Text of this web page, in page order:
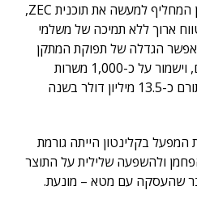
העסקה עם מטא מהווה פתרון המחליף למעשה את תוכנית ZEC,
ארוך ללא תמיכה של משלמי
הגדלה של תפוקת המתקן
ב-30 מגה-וואט, דרך שדרוגים, וישמור על כ-1,000 משרות
מקומיות בשכר גבוה. המתקן תורם כ-13.5 מיליון דולר בשנה
המפעל בקלינטון הייתה גורמת
ולהשפעה שלילית על התוצר
שהעסקה עם מטא – מונעת.